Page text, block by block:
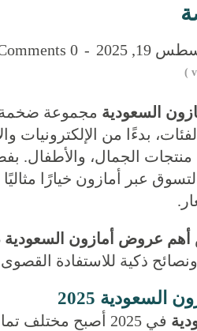
19, 2025
0 Comments
السعودية مجموعة
بدءًا من الإلكترونيات
منتجات الجمال، والأطفال.
عبر أمازون خيارًا
أهم عروض أمازون السعودية 2025
ذكية للاستفادة
2025
في 2025 أصبح